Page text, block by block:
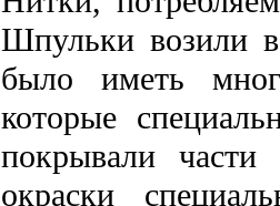
Шпульки возили
было иметь
которые
покрывали
окраски